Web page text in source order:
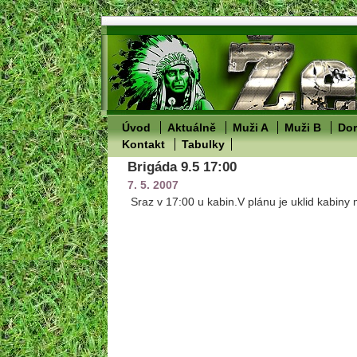
Úvod Aktuálně Muži A Muži B
Kontakt
Tabulky
Brigáda 9.5 17:00
7. 5. 2007
Sraz v 17:00 u kabin.V plánu je uklid kabiny